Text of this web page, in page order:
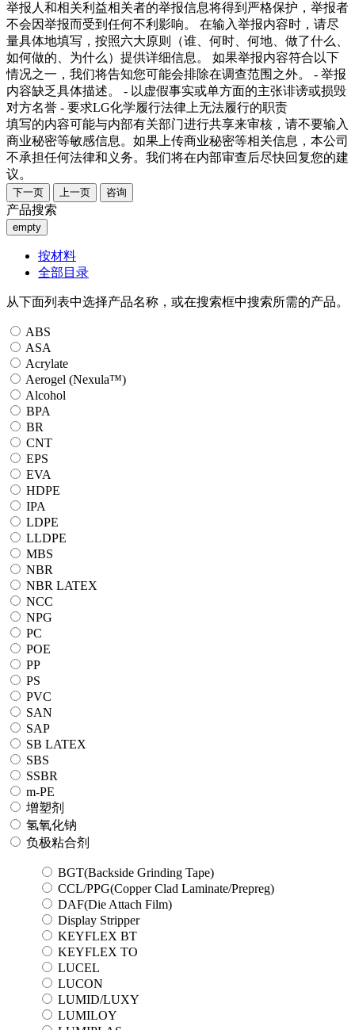
举报人和相关利益相关者的举报信息将得到严格保护，举报者
不会因举报而受到任何不利影响。 在输入举报内容时，请尽
量具体地填写，按照六大原则（谁、何时、何地、做了什么、
如何做的、为什么）提供详细信息。 如果举报内容符合以下
情况之一，我们将告知您可能会排除在调查范围之外。 - 举报
内容缺乏具体描述。 - 以虚假事实或单方面的主张诽谤或损毁
对方名誉 - 要求LG化学履行法律上无法履行的职责
填写的内容可能与内部有关部门进行共享来审核，请不要输入
商业秘密等敏感信息。如果上传商业秘密等相关信息，本公司
不承担任何法律和义务。我们将在内部审查后尽快回复您的建
议。
下一页 上一页 咨询
产品搜索
empty
按材料
全部目录
从下面列表中选择产品名称，或在搜索框中搜索所需的产品。
ABS
ASA
Acrylate
Aerogel (Nexula™)
Alcohol
BPA
BR
CNT
EPS
EVA
HDPE
IPA
LDPE
LLDPE
MBS
NBR
NBR LATEX
NCC
NPG
PC
POE
PP
PS
PVC
SAN
SAP
SB LATEX
SBS
SSBR
m-PE
增塑剂
氢氧化钠
负极粘合剂
BGT(Backside Grinding Tape)
CCL/PPG(Copper Clad Laminate/Prepreg)
DAF(Die Attach Film)
Display Stripper
KEYFLEX BT
KEYFLEX TO
LUCEL
LUCON
LUMID/LUXY
LUMILOY